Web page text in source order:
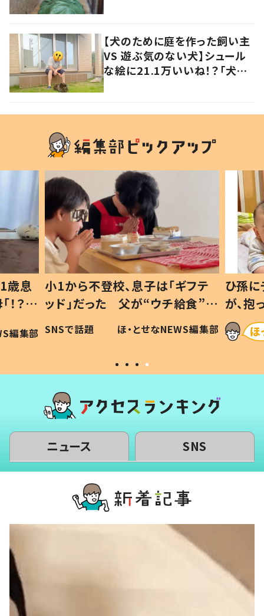
【犬のために庭を作った飼い主
VS 遊ぶ気のない犬】シュール
な絵に21.1万いいね！？「犬の
フテ
食”を
編集部
ひ孫にデレデレな80歳じいじ
が、抱っこすると…ひ孫の反応に
「涙が出ました」「可愛くて仕方な
い」
ほ・とせなNEWS編集部
ニュース SNS